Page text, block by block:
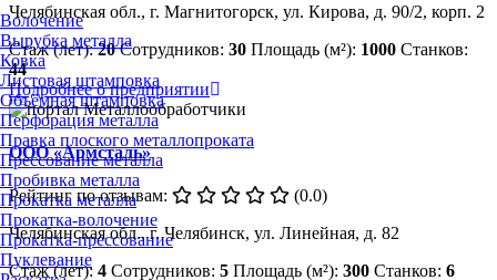
Волочение
Вырубка металла
Ковка
Листовая штамповка
Объёмная штамповка
Перфорация металла
Правка плоского металлопроката
Прессование металла
Пробивка металла
Прокатка металла
Прокатка-волочение
Прокатка-прессование
Пуклевание
Челябинская обл., г. Магнитогорск, ул. Кирова, д. 90/2, корп. 2
Стаж (лет):20 Сотрудников: 30 Площадь (м²): 1000 Станков:
44
Подробнее о предприятии
ООО «Армсталь»
Рейтинг по отзывам:
(0.0)
Челябинская обл., г. Челябинск, ул. Линейная, д. 82
Стаж (лет): 4 Сотрудников: 5 Площадь (м²): 300 Станков: 6